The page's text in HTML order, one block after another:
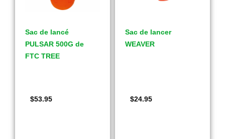
Sac de lancé
PULSAR 500G de
FTC TREE
$53.95
Sac de lancer
WEAVER
$24.95